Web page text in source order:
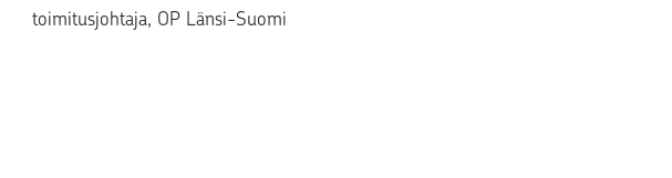
toimitusjohtaja, OP Länsi-Suomi